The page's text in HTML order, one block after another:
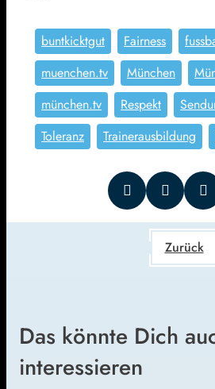
buntkicktgut Fairness
muenchen.tv
München
münchen.tv
Respekt
Toleranz
Trainerausbildung
Zurück
Das könnte Dich
interessieren